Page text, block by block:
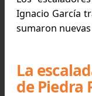
Vías de